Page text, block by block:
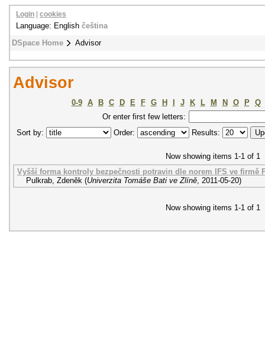
DSpace Home Advisor
Login cookies
Language: English čeština
Advisor
0-9 A B C D E F G H J K L M N O P
Q
Or enter first few letters:
Sort by:
Order: Results:
Now showing items 1-1 of 1
Vyšší forma kontroly bezpečnosti potravin dle norem IFS ve firmě
Pulkrab, Zdeněk (Univerzita Tomáše Bati ve Zlíně, 2011-05-20)
Now showing items 1-1 of 1